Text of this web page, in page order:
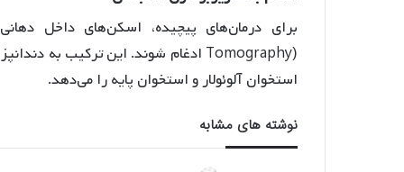
Tomography) ادغام شوند
. این ترکیب به
استخوان آلوئولار و استخوان پایه را می‌دهد.
نوشته های مشابه